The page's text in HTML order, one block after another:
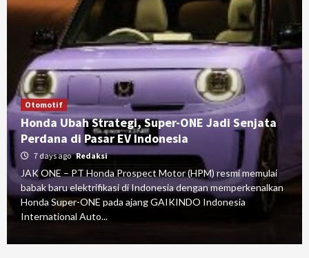
Otomotif
Honda Ubah Strategi, Super-ONE Jadi Senjata
Perdana di Pasar EV Indonesia
7 days ago Redaksi
JAK ONE – PT Honda Prospect Motor (HPM) resmi memulai
babak baru elektrifikasi di Indonesia dengan memperkenalkan
Honda Super-ONE pada ajang GAIKINDO Indonesia
International Auto...